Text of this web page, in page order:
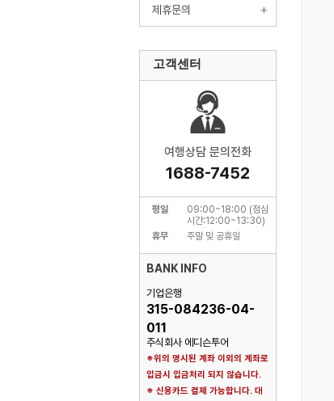
제휴문의
고객센터
여행상담 문의전화
1688-7452
평일
09:00~18:00 (점심
시간:12:00~13:30)
휴무
주말 및 공휴일
BANK INFO
기업은행
315-084236-04-
011
주식회사 에디슨투어
※위의 명시된 계좌 이외의 계좌로
입금시 입금처리 되지 않습니다.
※ 신용카드 결제 가능합니다. 대